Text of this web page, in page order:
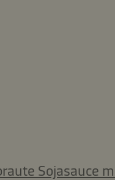
Sojasauce